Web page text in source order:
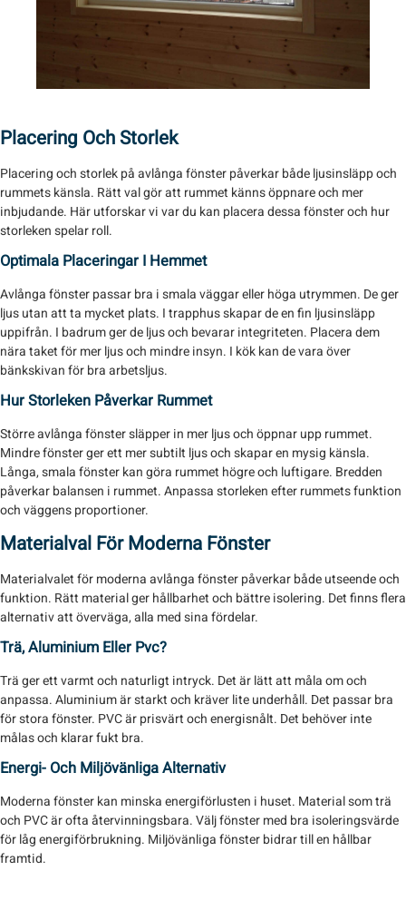
Placering Och Storlek
Placering och storlek på avlånga fönster påverkar både ljusinsläpp och
rummets känsla. Rätt val gör att rummet känns öppnare och mer
inbjudande. Här utforskar vi var du kan placera dessa fönster och hur
storleken spelar roll.
Optimala Placeringar I Hemmet
Avlånga fönster passar bra i smala väggar eller höga utrymmen. De ger
ljus utan att ta mycket plats. I trapphus skapar de en fin ljusinsläpp
uppifrån. I badrum ger de ljus och bevarar integriteten. Placera dem
nära taket för mer ljus och mindre insyn. I kök kan de vara över
bänkskivan för bra arbetsljus.
Hur Storleken Påverkar Rummet
Större avlånga fönster släpper in mer ljus och öppnar upp rummet.
Mindre fönster ger ett mer subtilt ljus och skapar en mysig känsla.
Långa, smala fönster kan göra rummet högre och luftigare. Bredden
påverkar balansen i rummet. Anpassa storleken efter rummets funktion
och väggens proportioner.
Materialval För Moderna Fönster
Materialvalet för moderna avlånga fönster påverkar både utseende och
funktion. Rätt material ger hållbarhet och bättre isolering. Det finns flera
alternativ att överväga, alla med sina fördelar.
Trä, Aluminium Eller Pvc?
Trä ger ett varmt och naturligt intryck. Det är lätt att måla om och
anpassa. Aluminium är starkt och kräver lite underhåll. Det passar bra
för stora fönster. PVC är prisvärt och energisnålt. Det behöver inte
målas och klarar fukt bra.
Energi- Och Miljövänliga Alternativ
Moderna fönster kan minska energiförlusten i huset. Material som trä
och PVC är ofta återvinningsbara. Välj fönster med bra isoleringsvärde
för låg energiförbrukning. Miljövänliga fönster bidrar till en hållbar
framtid.